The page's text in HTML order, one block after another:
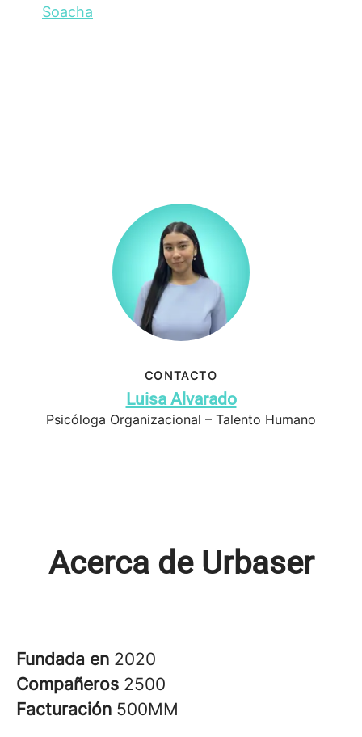
Soacha
CONTACTO
Luisa Alvarado
Psicóloga Organizacional – Talento Humano
Acerca de Urbaser
Fundada en 2020
Compañeros 2500
Facturación 500MM